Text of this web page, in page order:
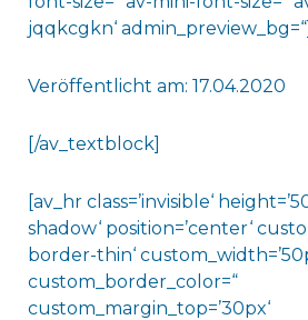
jqqkcgkn‘ admin_preview_bg=“]
Veröffentlicht am: 17.04.2020
[/av_textblock]
[av_hr class=’invisible‘
shadow‘ position=’center‘
border-thin‘
custom_border_color=“
custom_margin_top=’30px‘